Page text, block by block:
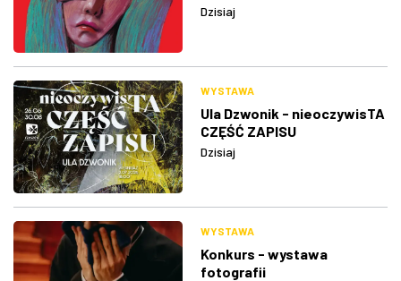
Dzisiaj
WYSTAWA
Ula Dzwonik - nieoczywisTA
CZĘŚĆ ZAPISU
Dzisiaj
WYSTAWA
Konkurs - wystawa
fotografii